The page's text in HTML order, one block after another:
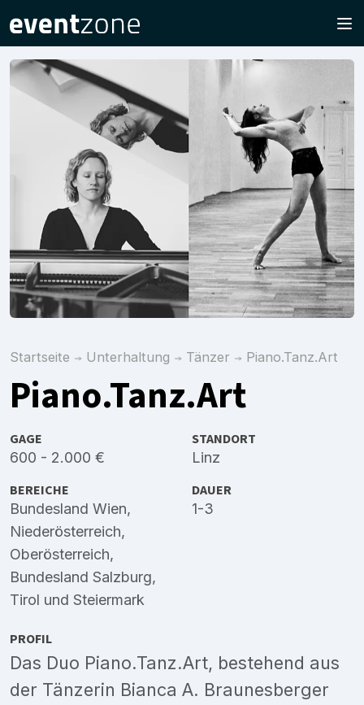
Startseite Unterhaltung Tänzer Piano.Tanz.Art
Piano.Tanz.Art
GAGE
600 - 2.000 €
STANDORT
Linz
BEREICHE
Bundesland Wien,
Niederösterreich,
Oberösterreich,
Bundesland Salzburg,
Tirol und Steiermark
DAUER
1-3
PROFIL
Das Duo Piano.Tanz.Art, bestehend aus
der Tänzerin Bianca A. Braunesberger